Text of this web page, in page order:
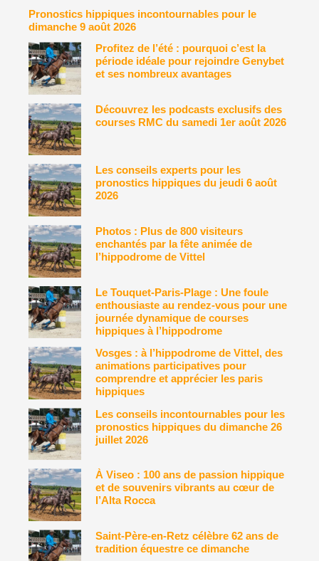
Pronostics hippiques incontournables pour le
dimanche 9 août 2026
Profitez de l’été : pourquoi c’est la
période idéale pour rejoindre Genybet
et ses nombreux avantages
Découvrez les podcasts exclusifs des
courses RMC du samedi 1er août 2026
Les conseils experts pour les
pronostics hippiques du jeudi 6 août
2026
Photos : Plus de 800 visiteurs
enchantés par la fête animée de
l’hippodrome de Vittel
Le Touquet-Paris-Plage : Une foule
enthousiaste au rendez-vous pour une
journée dynamique de courses
hippiques à l’hippodrome
Vosges : à l’hippodrome de Vittel, des
animations participatives pour
comprendre et apprécier les paris
hippiques
Les conseils incontournables pour les
pronostics hippiques du dimanche 26
juillet 2026
À Viseo : 100 ans de passion hippique
et de souvenirs vibrants au cœur de
l’Alta Rocca
Saint-Père-en-Retz célèbre 62 ans de
tradition équestre ce dimanche